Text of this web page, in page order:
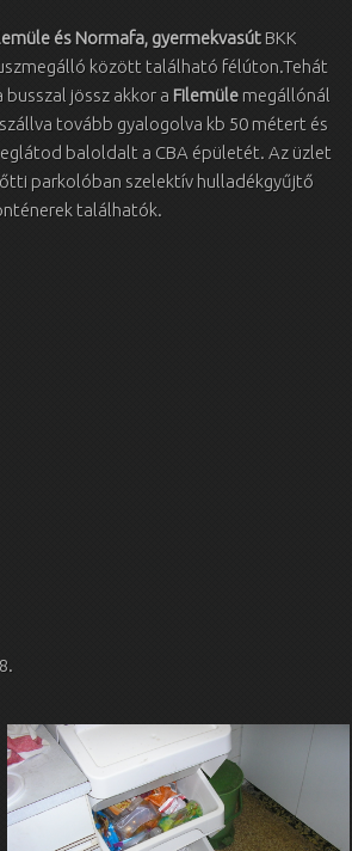
és Normafa, gyermekvasút BKK
között található félúton.Tehát
busszal jössz akkor a Filemüle megállónál
tovább gyalogolva kb 50 métert és
baloldalt a CBA épületét. Az üzlet
parkolóban szelektív hulladékgyűjtő
találhatók.